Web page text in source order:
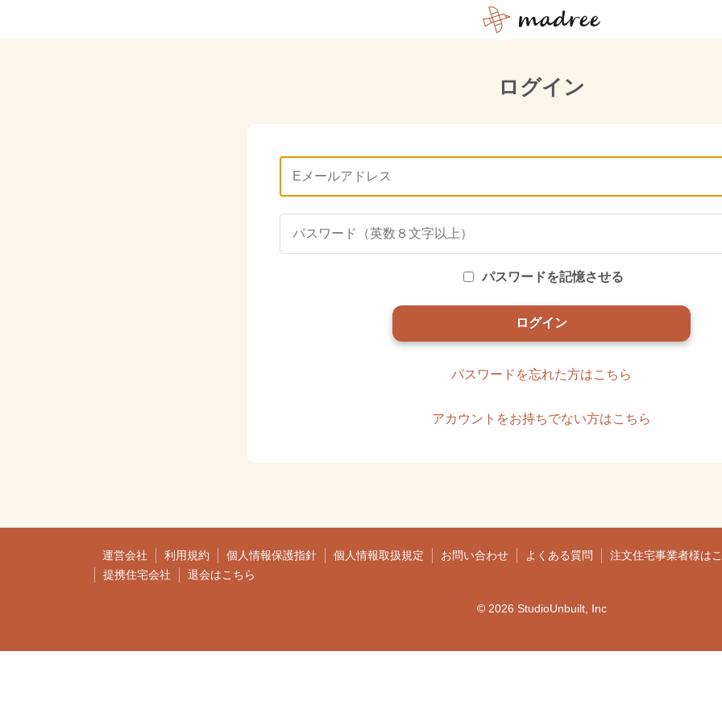
ログイン
パスワードを記憶させる
パスワードを忘れた方はこちら
アカウントをお持ちでない方はこちら
運営会社 利用規約 個人情報保護指針 個人情報取扱規定 お問い合わせ よくある質問 注文住宅事業者様は
提携住宅会社
退会はこちら
© 2026 StudioUnbuilt, Inc